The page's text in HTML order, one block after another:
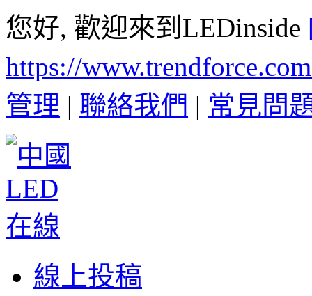
您好, 歡迎來到LEDinside
https://
管理 | 聯絡我們 | 常見問
線上投稿